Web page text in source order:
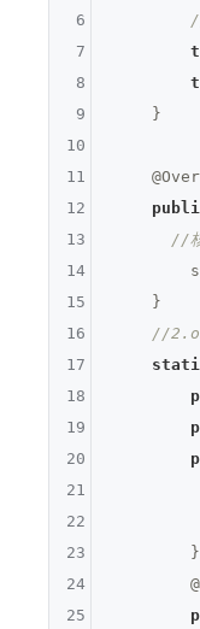
    }
//
    }
//
        }
6
7
8
9
10
11
12
13
14
15
16
17
18
19
20
21
22
23
24
25